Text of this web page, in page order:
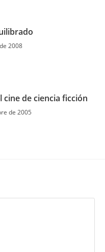
2008
de ciencia ficción
de 2005